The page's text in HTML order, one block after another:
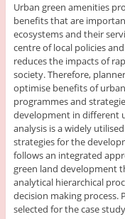
Urban green amenities
benefits that are
ecosystems and their
centre of local policies
reduces the impacts of
society. Therefore,
optimise benefits of
programmes and
development in different
analysis is a widely
strategies for the
follows an integrated
green land development
analytical hierarchical
decision making process.
selected for the case